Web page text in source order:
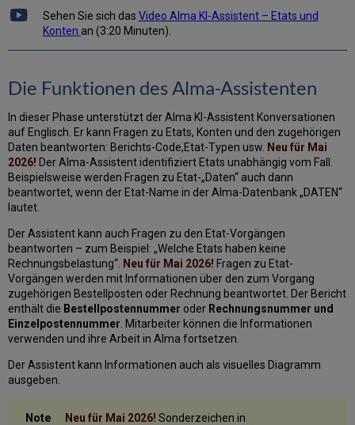
Sehen Sie sich das Video Alma KI-Assistent – Etats und
Konten an (3:20 Minuten).
Die Funktionen des Alma-Assistenten
In dieser Phase unterstützt der Alma KI-Assistent Konversationen
auf Englisch. Er kann Fragen zu Etats, Konten und den zugehörigen
Daten beantworten: Berichts-Code,Etat-Typen usw. Neu für Mai
2026! Der Alma-Assistent identifiziert Etats unabhängig vom Fall.
Beispielsweise werden Fragen zu Etat-„Daten“ auch dann
beantwortet, wenn der Etat-Name in der Alma-Datenbank „DATEN“
lautet.
Der Assistent kann auch Fragen zu den Etat-Vorgängen
beantworten – zum Beispiel: „Welche Etats haben keine
Rechnungsbelastung“. Neu für Mai 2026! Fragen zu Etat-
Vorgängen werden mit Informationen über den zum Vorgang
zugehörigen Bestellposten oder Rechnung beantwortet. Der Bericht
enthält die Bestellpostennummer oder Rechnungsnummer und
Einzelpostennummer . Mitarbeiter können die Informationen
verwenden und ihre Arbeit in Alma fortsetzen.
Der Assistent kann Informationen auch als visuelles Diagramm
ausgeben.
Neu für Mai 2026! Sonderzeichen in